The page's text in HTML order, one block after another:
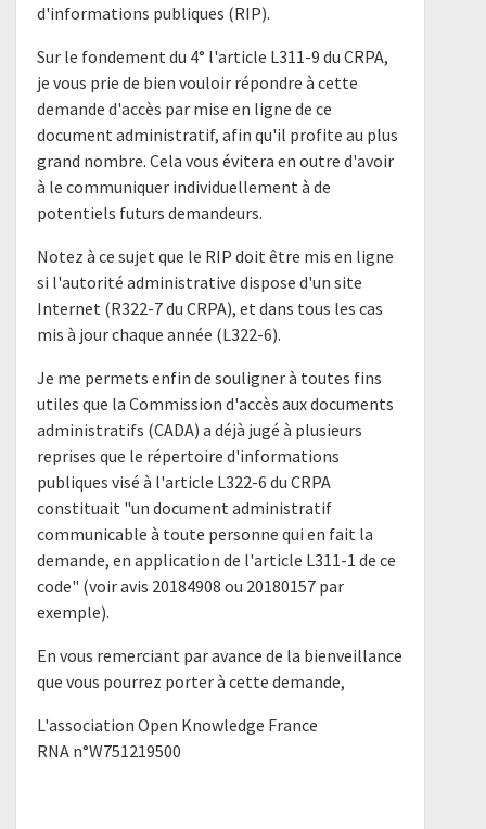
d'informations publiques (RIP).
Sur le fondement du 4° l'article L311-9 du CRPA,
je vous prie de bien vouloir répondre à cette
demande d'accès par mise en ligne de ce
document administratif, afin qu'il profite au plus
grand nombre. Cela vous évitera en outre d'avoir
à le communiquer individuellement à de
potentiels futurs demandeurs.
Notez à ce sujet que le RIP doit être mis en ligne
si l'autorité administrative dispose d'un site
Internet (R322-7 du CRPA), et dans tous les cas
mis à jour chaque année (L322-6).
Je me permets enfin de souligner à toutes fins
utiles que la Commission d'accès aux documents
administratifs (CADA) a déjà jugé à plusieurs
reprises que le répertoire d'informations
publiques visé à l'article L322-6 du CRPA
constituait "un document administratif
communicable à toute personne qui en fait la
demande, en application de l'article L311-1 de ce
code" (voir avis 20184908 ou 20180157 par
exemple).
En vous remerciant par avance de la bienveillance
que vous pourrez porter à cette demande,
L'association Open Knowledge France
RNA n°W751219500